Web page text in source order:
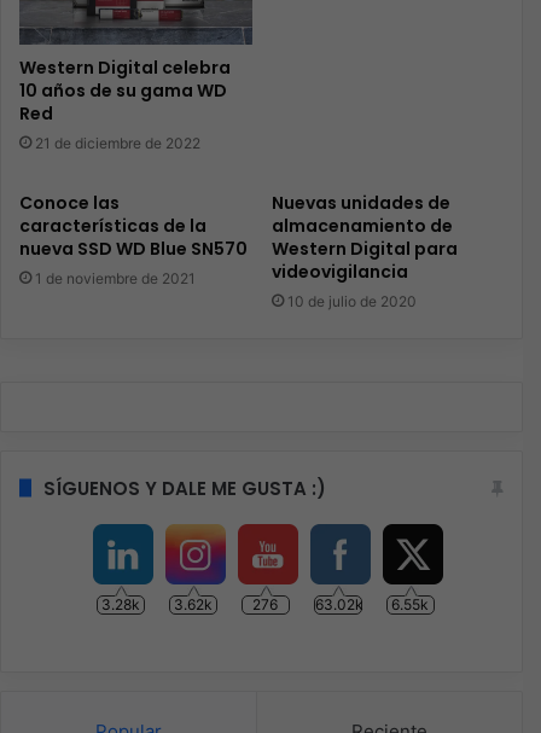
Western Digital celebra
10 años de su gama WD
Red
21 de diciembre de 2022
Conoce las
características de la
nueva SSD WD Blue SN570
1 de noviembre de 2021
Nuevas unidades de
almacenamiento de
Western Digital para
videovigilancia
10 de julio de 2020
SÍGUENOS Y DALE ME GUSTA :)
3.28k 3.62k 276 63.02k 6.55k